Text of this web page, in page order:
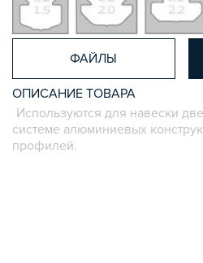
ЭЛЕМЕНТЫ ДЛЯ КРЕПЛЕНИЯ
ПАНЕЛЕЙ, ЛИСТА, СЕТКИ
ОПОРЫ, ПОДВЕСЫ
КОЛЁСА
ОСНАСТКА
МЕТРИЧЕСКИЙ КРЕПЕЖ
ФАЙЛЫ
ОПИСАНИЕ ТОВАРА
Используются для навески дверей, люков в модульной
системе алюминиевых
профилей.